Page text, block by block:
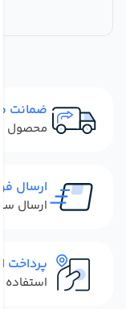
ضمانت
محصول
ارسال
ارسال
پرداخت
استفاده